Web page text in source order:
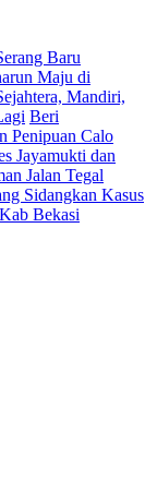
Baru
Maju di
Mandiri,
Beri
Penipuan Calo
Jayamukti dan
Jalan Tegal
Sidangkan Kasus
Bekasi